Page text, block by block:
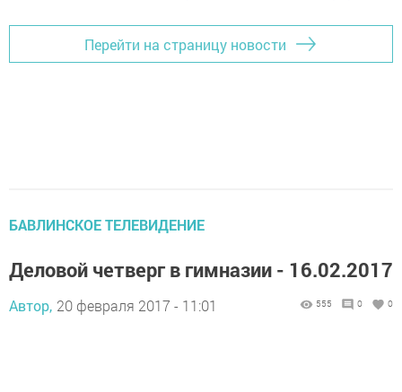
Перейти на страницу новости
БАВЛИНСКОЕ ТЕЛЕВИДЕНИЕ
Деловой четверг в гимназии - 16.02.2017
Автор, 20 февраля 2017 - 11:01 555 0 0